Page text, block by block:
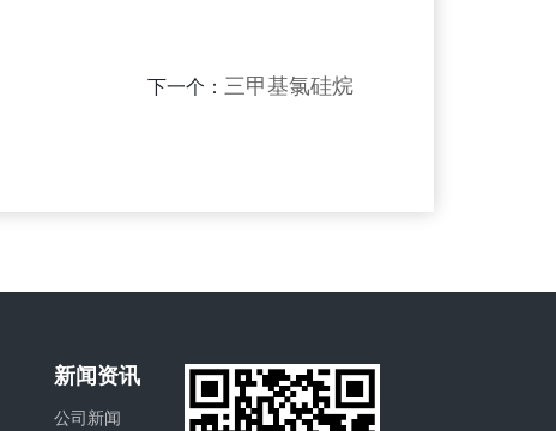
下一个： 三甲基氯硅烷
新闻资讯
公司新闻